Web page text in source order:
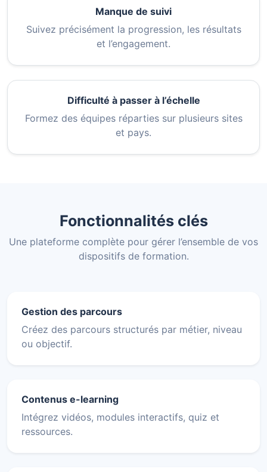
Manque de suivi
Suivez précisément la progression, les résultats
et l’engagement.
Difficulté à passer à l’échelle
Formez des équipes réparties sur plusieurs sites
et pays.
Fonctionnalités clés
Une plateforme complète pour gérer l’ensemble de vos
dispositifs de formation.
Gestion des parcours
Créez des parcours structurés par métier, niveau
ou objectif.
Contenus e-learning
Intégrez vidéos, modules interactifs, quiz et
ressources.